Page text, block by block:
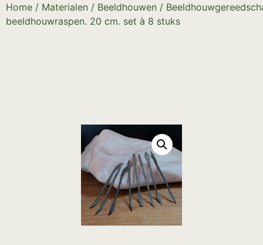
Home / Materialen / Beeldhouwen /
beeldhouwraspen. 20 cm. set à 8 stuks